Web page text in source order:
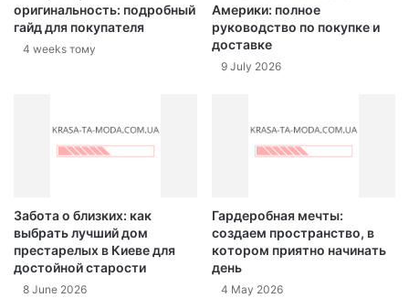
оригинальность: подробный
гайд для покупателя
4 weeks тому
Америки: полное
руководство по покупке и
доставке
9 July 2026
Забота о близких: как
выбрать лучший дом
престарелых в Киеве для
достойной старости
8 June 2026
Гардеробная мечты:
создаем пространство, в
котором приятно начинать
день
4 May 2026